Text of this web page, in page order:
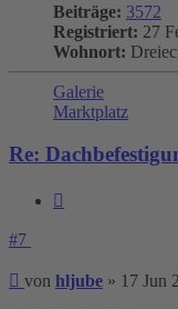
Beiträge: 3572
Registriert: 27
Wohnort:
Galerie
Marktplatz
Re:
#7
Beitrag
von hljube » 17 Jun